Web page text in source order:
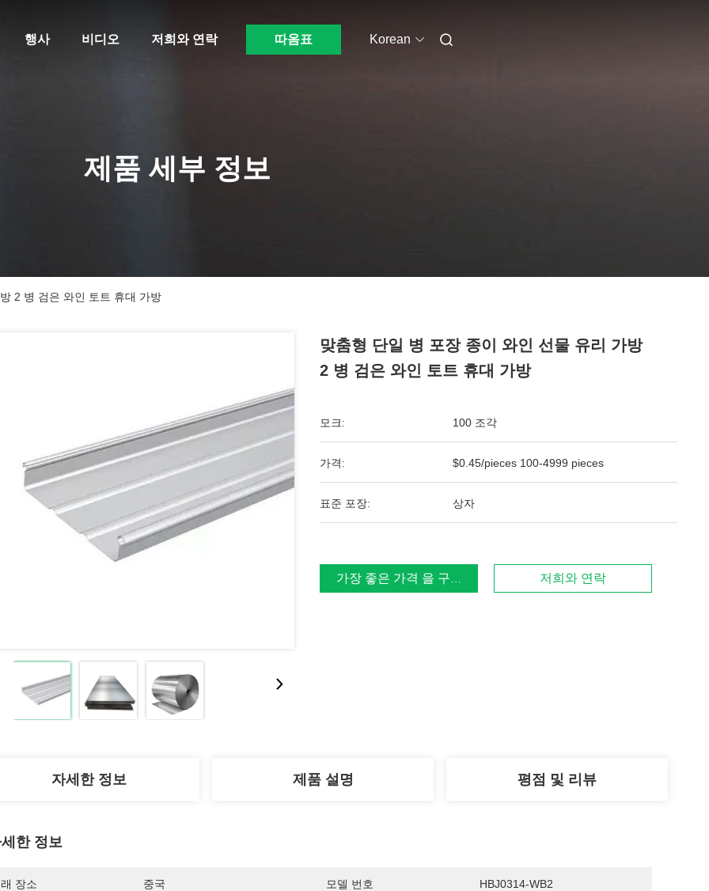
행사 비디오 저희와 연락 따옴표 Korean
제품 세부 정보
2 병 검은 와인 토트 휴대 가방
맞춤형 단일 병 포장 종이 와인 선물 유리 가방
2 병 검은 와인 토트 휴대 가방
모크: 100 조각
가격: $0.45/pieces 100-4999 pieces
표준 포장: 상자
가장 좋은 가격 을 구하라 저희와 연락
자세한 정보 제품 설명 평점 및 리뷰
한 정보
장소 중국 모델 번호 HBJ0314-WB2